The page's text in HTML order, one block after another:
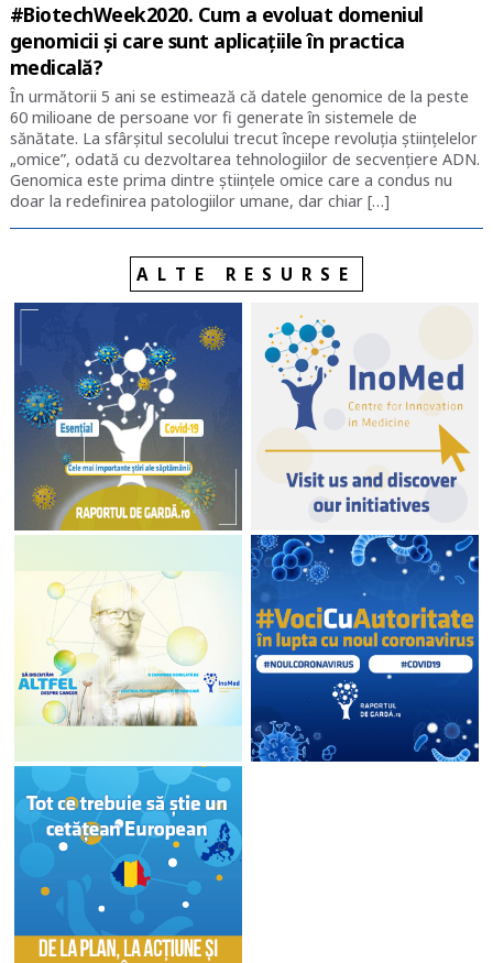
#BiotechWeek2020. Cum a evoluat domeniul
genomicii și care sunt aplicațiile în practica
medicală?
În următorii 5 ani se estimează că datele genomice de la peste
60 milioane de persoane vor fi generate în sistemele de
sănătate. La sfârșitul secolului trecut începe revoluția științelelor
„omice”, odată cu dezvoltarea tehnologiilor de secvențiere ADN.
Genomica este prima dintre științele omice care a condus nu
doar la redefinirea patologiilor umane, dar chiar […]
ALTE RESURSE